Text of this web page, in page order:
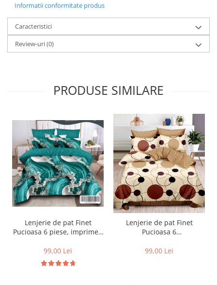
Informatii conformitate produs
Caracteristici
Review-uri(0)
PRODUSE SIMILARE
Lenjerie de pat Finet
Pucioasa 6 piese, imprimeu
alb și auriu-R619
99,00 Lei
Lenjerie de pat Finet
Pucioasa 6
si buline-R369
99,00 Lei